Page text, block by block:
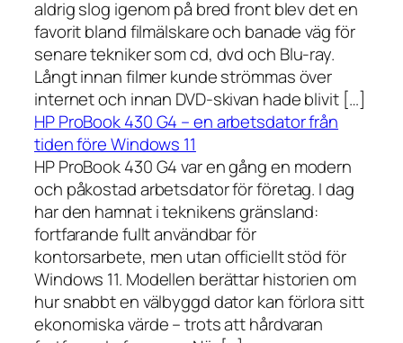
aldrig slog igenom på bred front blev det en
favorit bland filmälskare och banade väg för
senare tekniker som cd, dvd och Blu-ray.
Långt innan filmer kunde strömmas över
internet och innan DVD-skivan hade blivit […]
HP ProBook 430 G4 – en arbetsdator från
tiden före Windows 11
HP ProBook 430 G4 var en gång en modern
och påkostad arbetsdator för företag. I dag
har den hamnat i teknikens gränsland:
fortfarande fullt användbar för
kontorsarbete, men utan officiellt stöd för
Windows 11. Modellen berättar historien om
hur snabbt en välbyggd dator kan förlora sitt
ekonomiska värde – trots att hårdvaran